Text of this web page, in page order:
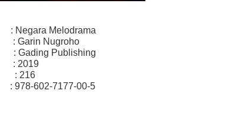
Melodrama
Nugroho
Publishing
2019
: 216
: 978-602-7177-00-5